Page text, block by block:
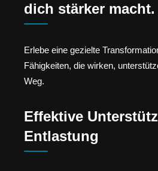
dich stärker macht.
Erlebe eine gezielte
Fähigkeiten, die wirken,
Weg.
Effektive
Entlastung